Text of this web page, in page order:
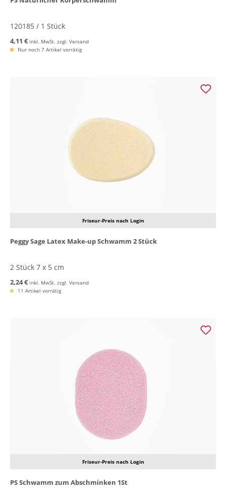
120185 / 1 Stück
4,11 € inkl. MwSt. zzgl. Versand
Nur noch 7 Artikel vorrätig
Friseur-Preis nach Login
Peggy Sage Latex Make-up Schwamm 2 Stück
2 Stück 7 x 5 cm
2,24 € inkl. MwSt. zzgl. Versand
11 Artikel vorrätig
Friseur-Preis nach Login
PS Schwamm zum Abschminken 1St